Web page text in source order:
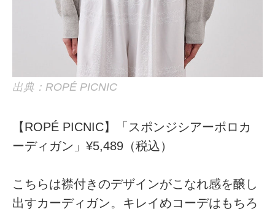
出典：ROPÉ PICNIC
【ROPÉ PICNIC】「スポンジシアーポロカ
ーディガン」¥5,489（税込）
こちらは襟付きのデザインがこなれ感を醸し
出すカーディガン。キレイめコーデはもちろ